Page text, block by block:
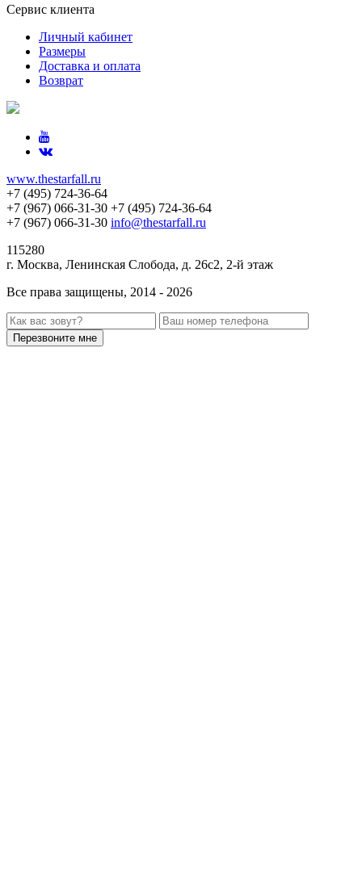
Сервис клиента
Личный кабинет
Размеры
Доставка и оплата
Возврат
www.thestarfall.ru
+7 (495) 724-36-64
+7 (967) 066-31-30 +7 (495) 724-36-64
+7 (967) 066-31-30 info@thestarfall.ru
115280
г. Москва, Ленинская Слобода, д. 26с2, 2-й этаж
Все права защищены, 2014 - 2026